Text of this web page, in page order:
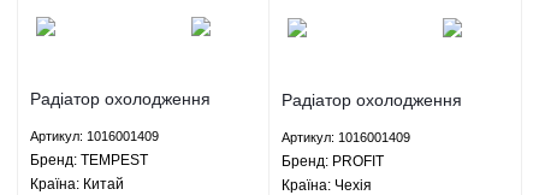
Радіатор охолодження
МКПП - 1016001409
TEMPEST
Артикул: 1016001409
Брeнд: TEMPEST
Країна: Китай
Радіатор охолодження
МКПП - 1016001409 PROFIT
Артикул: 1016001409
Брeнд: PROFIT
Країна: Чехія